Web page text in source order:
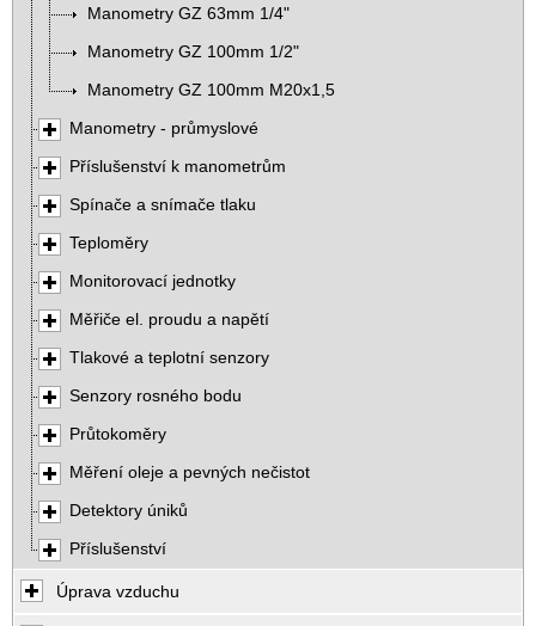
Manometry GZ 63mm 1/4"
Manometry GZ 100mm 1/2"
Manometry GZ 100mm M20x1,5
Manometry - průmyslové
Příslušenství k manometrům
Spínače a snímače tlaku
Teploměry
Monitorovací jednotky
Měřiče el. proudu a napětí
Tlakové a teplotní senzory
Senzory rosného bodu
Průtokoměry
Měření oleje a pevných nečistot
Detektory úniků
Příslušenství
Úprava vzduchu